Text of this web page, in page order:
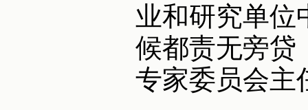
业和研究单位
候都责无旁贷
专家委员会主